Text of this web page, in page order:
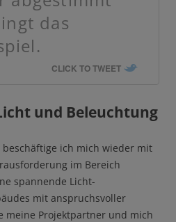
das
CLICK TO TWEET
und Beleuchtung
beschäftige ich mich wieder mit
im Bereich
spannende Licht-
mit anspruchsvoller
meine Projektpartner und mich